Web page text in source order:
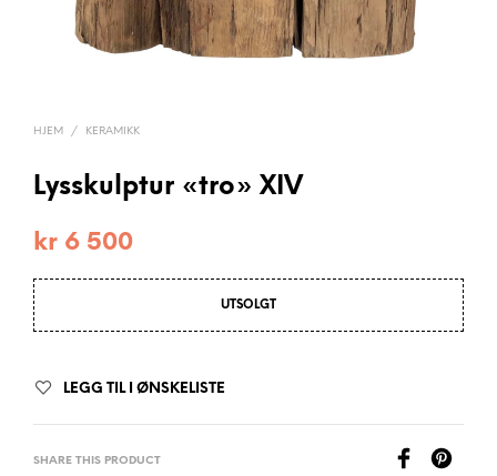
HJEM / KERAMIKK
Lysskulptur «tro» XIV
kr 6 500
UTSOLGT
LEGG TIL I ØNSKELISTE
SHARE THIS PRODUCT